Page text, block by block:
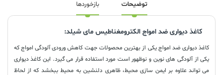
توضیحات بازخوردها
کاغذ دیواری ضد امواج الکترومغناطیس مای شیلد:
کاغذ دیواری ضد امواج یکی از بهترین محصولات جهت کاهش ورودی آلودگی امواج که
یکی از آلودگی های نوین و نوظهور است مورد استفاده قرار می گیرد. این کاغذ دیواری
می تواند علاوه بر ایمن سازی محیط، ظاهری دلنشین به محیط ببخشد که از لحاظ